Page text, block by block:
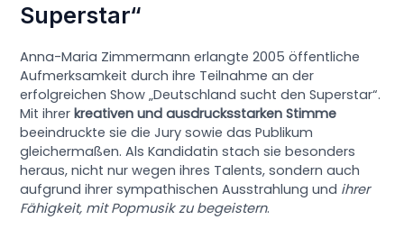
Superstar“
Anna-Maria Zimmermann erlangte 2005 öffentliche
Aufmerksamkeit durch ihre Teilnahme an der
erfolgreichen Show „Deutschland sucht den Superstar“.
Mit ihrerkreativen und ausdrucksstarken Stimme
beeindruckte sie die Jury sowie das Publikum
gleichermaßen. Als Kandidatin stach sie besonders
heraus, nicht nur wegen ihres Talents, sondern auch
aufgrund ihrer sympathischen Ausstrahlung und ihrer
Fähigkeit, mit Popmusik zu begeistern.